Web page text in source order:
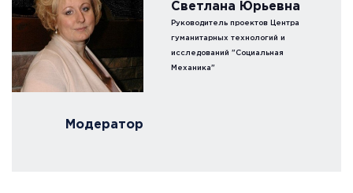
Модератор
Светлана Юрьевна
Руководитель проектов Центра
гуманитарных технологий и
исследований "Социальная
Механика"